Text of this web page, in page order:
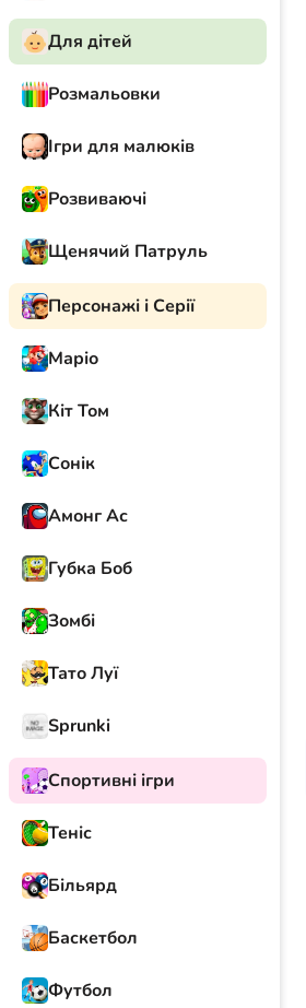
Для дітей
Розмальовки
Ігри для малюків
Розвиваючі
Щенячий Патруль
Персонажі і Серії
Маріо
Кіт Том
Сонік
Амонг Ас
Губка Боб
Зомбі
Тато Луї
Sprunki
Спортивні ігри
Теніс
Більярд
Баскетбол
Футбол